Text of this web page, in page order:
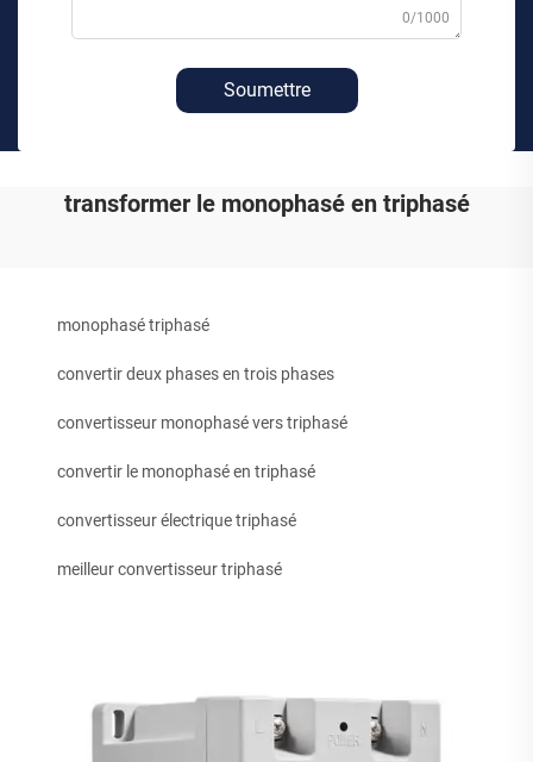
0/1000
Soumettre
transformer le monophasé en triphasé
monophasé triphasé
convertir deux phases en trois phases
convertisseur monophasé vers triphasé
convertir le monophasé en triphasé
convertisseur électrique triphasé
meilleur convertisseur triphasé